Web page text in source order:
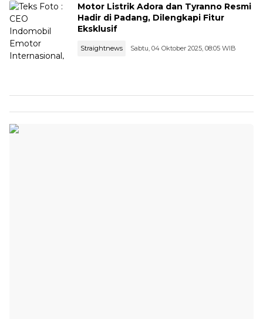
Motor Listrik Adora dan Tyranno Resmi
Hadir di Padang, Dilengkapi Fitur
Eksklusif
Straightnews Sabtu, 04 Oktober 2025, 08:05 WIB